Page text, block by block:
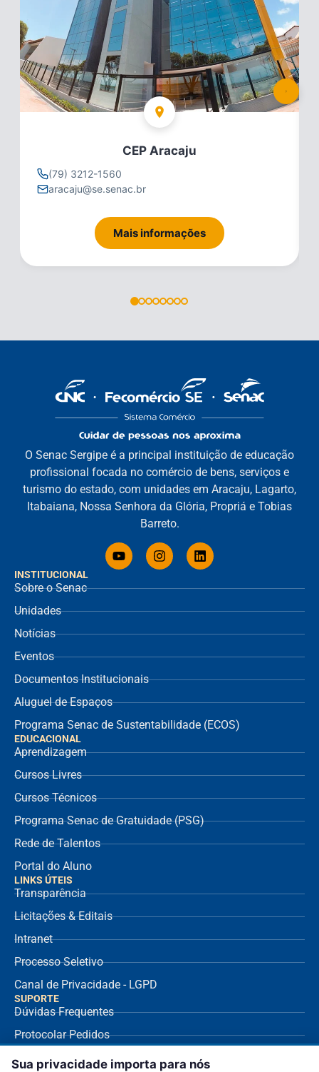
CEP Aracaju
(79) 3212-1560
aracaju@se.senac.br
Mais informações
INSTITUCIONAL
Sobre o Senac
Unidades
Notícias
Eventos
Documentos Institucionais
Aluguel de Espaços
Programa Senac de Sustentabilidade (ECOS)
EDUCACIONAL
Aprendizagem
Cursos Livres
Cursos Técnicos
Programa Senac de Gratuidade (PSG)
Rede de Talentos
Portal do Aluno
O Senac Sergipe é a principal instituição de educação
profissional focada no comércio de bens, serviços e
turismo do estado, com unidades em Aracaju, Lagarto,
Itabaiana, Nossa Senhora da Glória, Propriá e Tobias
Barreto.
LINKS ÚTEIS
Transparência
Licitações & Editais
Intranet
Processo Seletivo
Canal de Privacidade - LGPD
SUPORTE
Dúvidas Frequentes
Protocolar Pedidos
Envio de NF Fornecedor
Sua privacidade importa para nós